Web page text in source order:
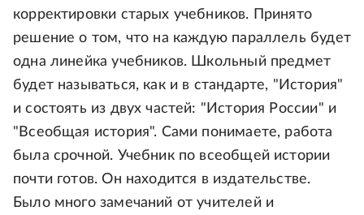
корректировки старых учебников. Принято
решение о том, что на каждую параллель будет
одна линейка учебников. Школьный предмет
будет называться, как и в стандарте, "История"
и состоять из двух частей: "История России" и
"Всеобщая история". Сами понимаете, работа
была срочной. Учебник по всеобщей истории
почти готов. Он находится в издательстве.
Было много замечаний от учителей и